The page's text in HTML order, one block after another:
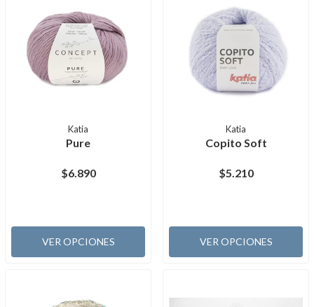
Katia
Pure
$6.890
VER OPCIONES
Katia
Copito Soft
$5.210
VER OPCIONES